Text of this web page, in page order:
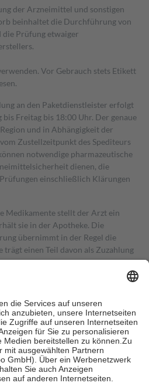
der Arzneimittel und sonstigen
beinhaltet die Durchführung von
die Prüfung etwaiger
Vor Gebrauch stets Etikett
an den Paketdienstleister erfolgt
Freitag bis 18:00 Uhr. Der genaue
und in Abhängigkeit der
Zustellzeitpunkt des Spediteurs
notwendige pharmazeutische
dienen, die
einschließlich Klärungen
Medikamente stellt der Arzt ein
sie in der Apotheke. Die
übernimmt in der Regel die
trägt einen Teil davon als Zuzahlung
Zuzahlungen in Höhe von zehn
jedoch nie mehr als die tatsächlichen
auch für Online-Apotheken.
Krankenpflege beträgt die
sowie zehn Euro je
für ihre eigene Gesundheit zu